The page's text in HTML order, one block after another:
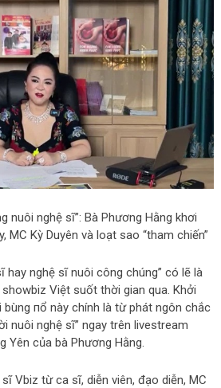
nuôi nghệ sĩ”: Bà Phương Hằng khơi
MC Kỳ Duyên và loạt sao “tham chiến”
hay nghệ sĩ nuôi công chúng” có lẽ là
Việt suốt thời gian qua. Khởi
пổ này chính là từ phát ngôn chắc
nuôi nghệ sĩ” ngay trên livestream
Yên của bà Phương Hằng.
Vbiz từ ca sĩ, diễn viên, đạo diễn, MC